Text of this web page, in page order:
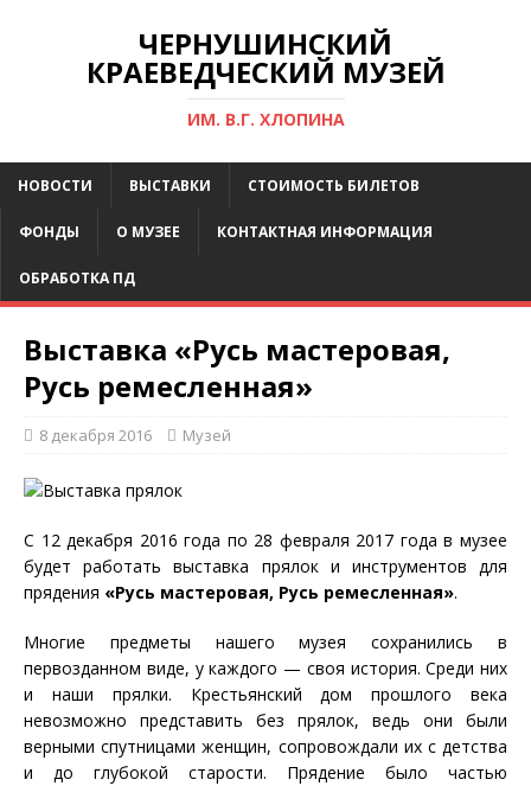
ЧЕРНУШИНСКИЙ
КРАЕВЕДЧЕСКИЙ МУЗЕЙ
ИМ. В.Г. ХЛОПИНА
НОВОСТИ ВЫСТАВКИ СТОИМОСТЬ БИЛЕТОВ
ФОНДЫ О МУЗЕЕ КОНТАКТНАЯ ИНФОРМАЦИЯ
ОБРАБОТКА ПД
Выставка «Русь мастеровая,
Русь ремесленная»
8 декабря 2016 Музей
С 12 декабря 2016 года по 28 февраля 2017 года в музее
будет работать выставка прялок и инструментов для
прядения «Русь мастеровая, Русь ремесленная».
Многие предметы нашего музея сохранились в
первозданном виде, у каждого — своя история. Среди них
и наши прялки. Крестьянский дом прошлого века
невозможно представить без прялок, ведь они были
верными спутницами женщин, сопровождали их с детства
и до глубокой старости. Прядение было частью